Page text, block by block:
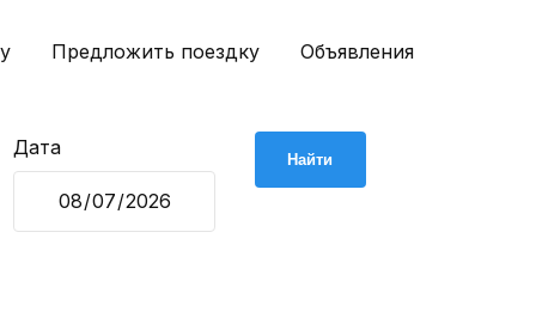
Предложить поездку Объявления
Дата